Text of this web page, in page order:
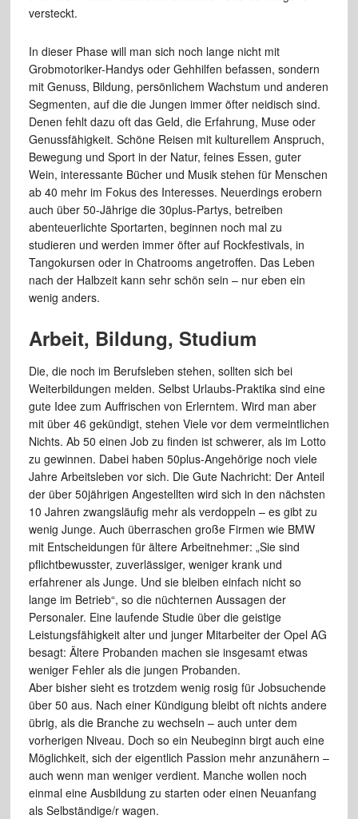
versteckt.
In dieser Phase will man sich noch lange nicht mit
Grobmotoriker-Handys oder Gehhilfen befassen, sondern
mit Genuss, Bildung, persönlichem Wachstum und anderen
Segmenten, auf die die Jungen immer öfter neidisch sind.
Denen fehlt dazu oft das Geld, die Erfahrung, Muse oder
Genussfähigkeit. Schöne Reisen mit kulturellem Anspruch,
Bewegung und Sport in der Natur, feines Essen, guter
Wein, interessante Bücher und Musik stehen für Menschen
ab 40 mehr im Fokus des Interesses. Neuerdings erobern
auch über 50-Jährige die 30plus-Partys, betreiben
abenteuerlichte Sportarten, beginnen noch mal zu
studieren und werden immer öfter auf Rockfestivals, in
Tangokursen oder in Chatrooms angetroffen. Das Leben
nach der Halbzeit kann sehr schön sein – nur eben ein
wenig anders.
Arbeit, Bildung, Studium
Die, die noch im Berufsleben stehen, sollten sich bei
Weiterbildungen melden. Selbst Urlaubs-Praktika sind eine
gute Idee zum Auffrischen von Erlerntem. Wird man aber
mit über 46 gekündigt, stehen Viele vor dem vermeintlichen
Nichts. Ab 50 einen Job zu finden ist schwerer, als im Lotto
zu gewinnen. Dabei haben 50plus-Angehörige noch viele
Jahre Arbeitsleben vor sich. Die Gute Nachricht: Der Anteil
der über 50jährigen Angestellten wird sich in den nächsten
10 Jahren zwangsläufig mehr als verdoppeln – es gibt zu
wenig Junge. Auch überraschen große Firmen wie BMW
mit Entscheidungen für ältere Arbeitnehmer: „Sie sind
pflichtbewusster, zuverlässiger, weniger krank und
erfahrener als Junge. Und sie bleiben einfach nicht so
lange im Betrieb“, so die nüchternen Aussagen der
Personaler. Eine laufende Studie über die geistige
Leistungsfähigkeit alter und junger Mitarbeiter der Opel AG
besagt: Ältere Probanden machen sie insgesamt etwas
weniger Fehler als die jungen Probanden.
Aber bisher sieht es trotzdem wenig rosig für Jobsuchende
über 50 aus. Nach einer Kündigung bleibt oft nichts andere
übrig, als die Branche zu wechseln – auch unter dem
vorherigen Niveau. Doch so ein Neubeginn birgt auch eine
Möglichkeit, sich der eigentlich Passion mehr anzunähern –
auch wenn man weniger verdient. Manche wollen noch
einmal eine Ausbildung zu starten oder einen Neuanfang
als Selbständige/r wagen.